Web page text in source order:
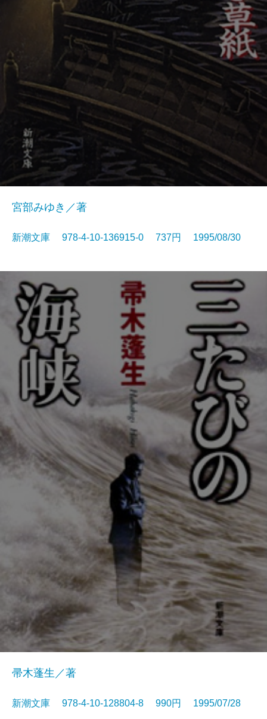
宮部みゆき／著
新潮文庫 978-4-10-136915-0 737円 1995/08/30
帚木蓬生／著
新潮文庫 978-4-10-128804-8 990円 1995/07/28